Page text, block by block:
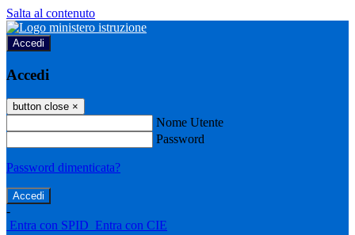
Salta al contenuto
Accedi
Accedi
button close ×
Nome Utente
Password
Password dimenticata?
-
Entra con SPID Entra con CIE